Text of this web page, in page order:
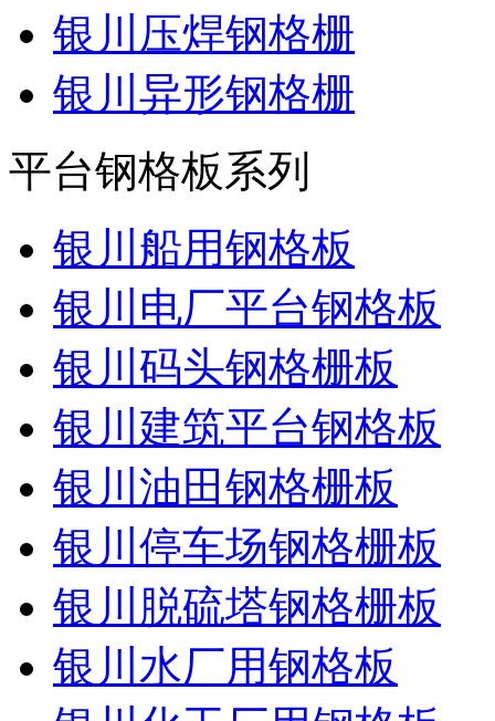
银川压焊钢格栅
银川异形钢格栅
平台钢格板系列
银川船用钢格板
银川电厂平台钢格板
银川码头钢格栅板
银川建筑平台钢格板
银川油田钢格栅板
银川停车场钢格栅板
银川脱硫塔钢格栅板
银川水厂用钢格板